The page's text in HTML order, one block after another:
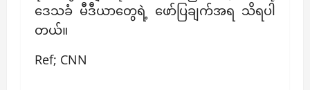
ဒေသခံ မီဒီယာတွေရဲ့ ဖော်ပြချက်အရ သိရပါ
တယ်။
Ref; CNN